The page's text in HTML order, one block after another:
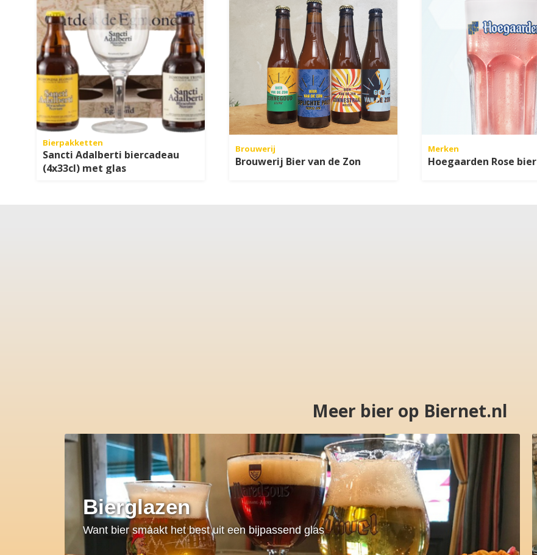
Bierpakketten
Sancti Adalberti biercadeau
(4x33cl) met glas
Brouwerij
Brouwerij Bier van de Zon
Merken
Hoegaarden Rose bier
Meer bier op Biernet.nl
Bierglazen
Want bier smaakt het best uit een bijpassend glas